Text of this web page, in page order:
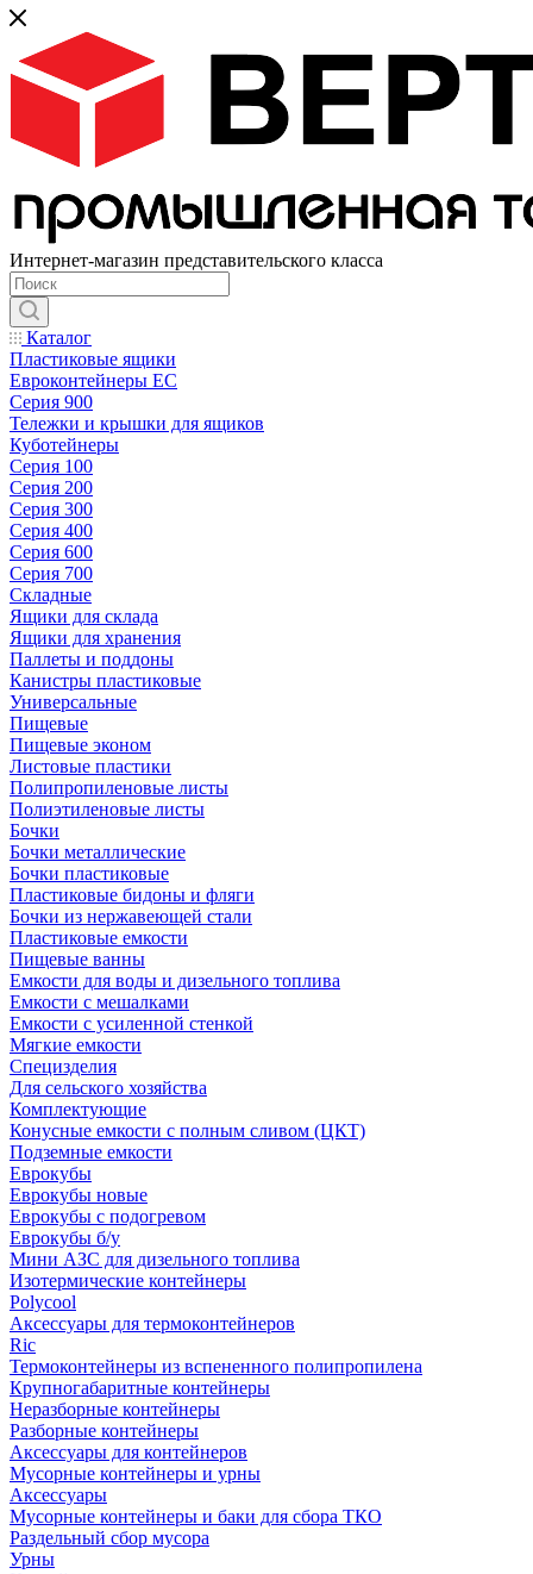
Интернет-магазин представительского класса
Каталог
Пластиковые ящики
Евроконтейнеры ЕС
Серия 900
Тележки и крышки для ящиков
Куботейнеры
Серия 100
Серия 200
Серия 300
Серия 400
Серия 600
Серия 700
Складные
Ящики для склада
Ящики для хранения
Паллеты и поддоны
Канистры пластиковые
Универсальные
Пищевые
Пищевые эконом
Листовые пластики
Полипропиленовые листы
Полиэтиленовые листы
Бочки
Бочки металлические
Бочки пластиковые
Пластиковые бидоны и фляги
Бочки из нержавеющей стали
Пластиковые емкости
Пищевые ванны
Емкости для воды и дизельного топлива
Емкости с мешалками
Емкости с усиленной стенкой
Мягкие емкости
Специзделия
Для сельского хозяйства
Комплектующие
Конусные емкости с полным сливом (ЦКТ)
Подземные емкости
Еврокубы
Еврокубы новые
Еврокубы с подогревом
Еврокубы б/у
Мини АЗС для дизельного топлива
Изотермические контейнеры
Polycool
Аксессуары для термоконтейнеров
Ric
Термоконтейнеры из вспененного полипропилена
Крупногабаритные контейнеры
Неразборные контейнеры
Разборные контейнеры
Аксессуары для контейнеров
Мусорные контейнеры и урны
Аксессуары
Мусорные контейнеры и баки для сбора ТКО
Раздельный сбор мусора
Урны